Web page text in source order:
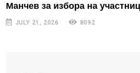
Манчев за избора на
JULY 21, 2026 8092